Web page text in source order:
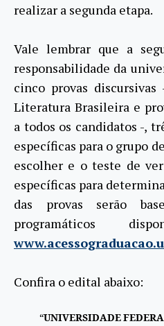
realizar a segunda etapa.
Vale lembrar que a
responsabilidade da
cinco provas
Literatura Brasileira e
a todos os candidatos -,
específicas para o grupo
escolher e o teste de
específicas para
das provas serão
programáticos
Confira o edital abaixo:
“UNIVERSIDADE